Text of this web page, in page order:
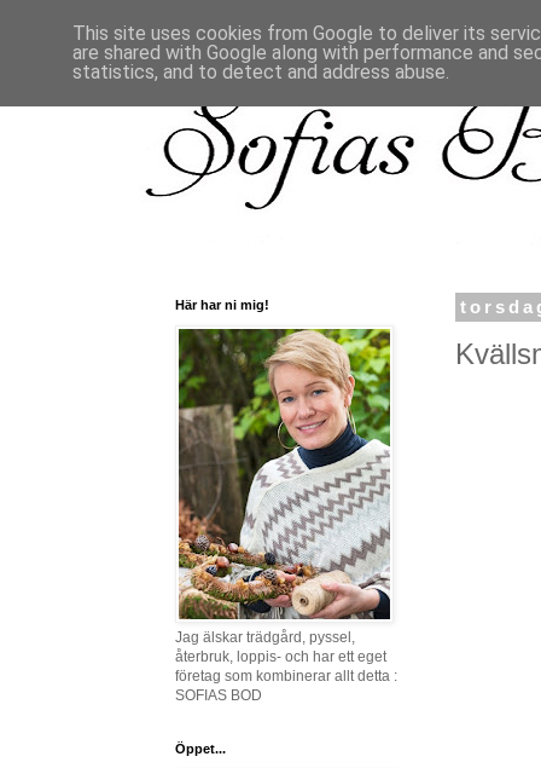
Här har ni mig!
Jag älskar trädgård, pyssel,
återbruk, loppis- och har ett eget
företag som kombinerar allt detta :
SOFIAS BOD
Öppet...
This site uses cookies from Google to deliver its
are shared with Google along with performance and
statistics, and to detect and address abuse.